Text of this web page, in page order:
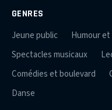
GENRES
Jeune public
Humour et
Spectacles musicaux
Comédies et boulevard
Danse